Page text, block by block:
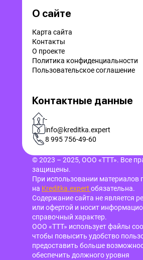
О сайте
Карта сайта
Контакты
О проекте
Политика конфиденциальности
Пользовательское соглашение
Контактные данные
-
info@kreditka.expert
8 995 756-49-60
© 2023 – 2025, ООО «ТТТ». Все
защищены.
При использовании материалов
на Kreditka.expert обязательна.
Содержание сайта не является
или офертой и носит
справочный характер.
ООО «ТТТ» использует файлы
чтобы повысить удобство
предоставить больше
обеспечить должного уровня